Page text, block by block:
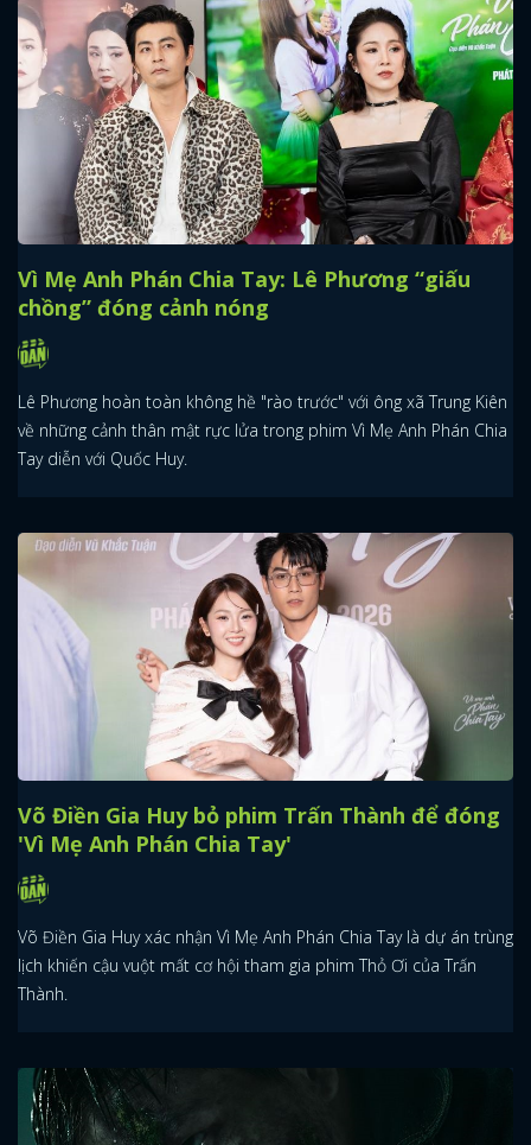
Vì Mẹ Anh Phán Chia Tay: Lê Phương “giấu
chồng” đóng cảnh nóng
Lê Phương hoàn toàn không hề "rào trước" với ông xã Trung Kiên
về những cảnh thân mật rực lửa trong phim Vì Mẹ Anh Phán Chia
Tay diễn với Quốc Huy.
Võ Điền Gia Huy bỏ phim Trấn Thành để đóng
'Vì Mẹ Anh Phán Chia Tay'
Võ Điền Gia Huy xác nhận Vì Mẹ Anh Phán Chia Tay là dự án trùng
lịch khiến cậu vuột mất cơ hội tham gia phim Thỏ Ơi của Trấn
Thành.